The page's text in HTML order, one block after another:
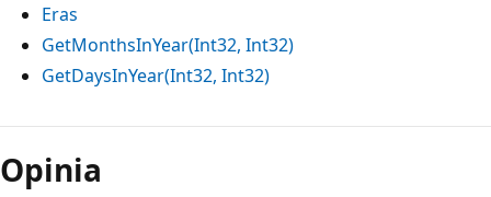
Eras
GetMonthsInYear(Int32, Int32)
GetDaysInYear(Int32, Int32)
Tryb
odczytu
wyłączony
Opinia